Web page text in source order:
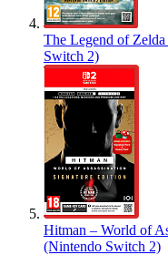
The Legend of
Switch 2)
Hitman – World of
(Nintendo Switch 2)